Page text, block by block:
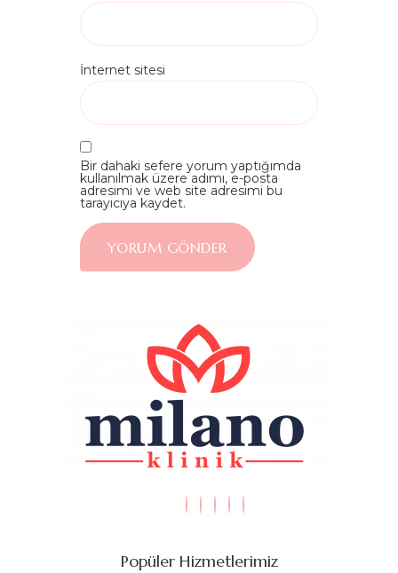
İnternet sitesi
Bir dahaki sefere yorum yaptığımda
kullanılmak üzere adımı, e-posta
adresimi ve web site adresimi bu
tarayıcıya kaydet.
Popüler Hizmetlerimiz